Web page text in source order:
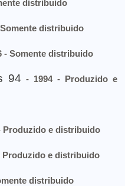
distribuido
Somente distribuido
- Somente distribuido
94 - 1994 - Produzido e
Produzido e distribuido
Produzido e distribuido
distribuido